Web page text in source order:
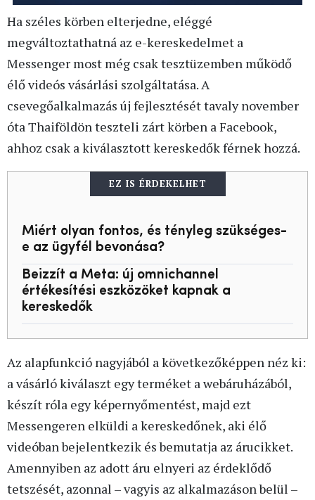
Ha széles körben elterjedne, eléggé
megváltoztathatná az e-kereskedelmet a
Messenger most még csak tesztüzemben működő
élő videós vásárlási szolgáltatása. A
csevegőalkalmazás új fejlesztését tavaly november
óta Thaiföldön teszteli zárt körben a Facebook,
ahhoz csak a kiválasztott kereskedők férnek hozzá.
EZ IS ÉRDEKELHET
Miért olyan fontos, és tényleg szükséges-
e az ügyfél bevonása?
Beizzít a Meta: új omnichannel
értékesítési eszközöket kapnak a
kereskedők
Az alapfunkció nagyjából a következőképpen néz ki:
a vásárló kiválaszt egy terméket a webáruházából,
készít róla egy képernyőmentést, majd ezt
Messengeren elküldi a kereskedőnek, aki élő
videóban bejelentkezik és bemutatja az árucikket.
Amennyiben az adott áru elnyeri az érdeklődő
tetszését, azonnal – vagyis az alkalmazáson belül –